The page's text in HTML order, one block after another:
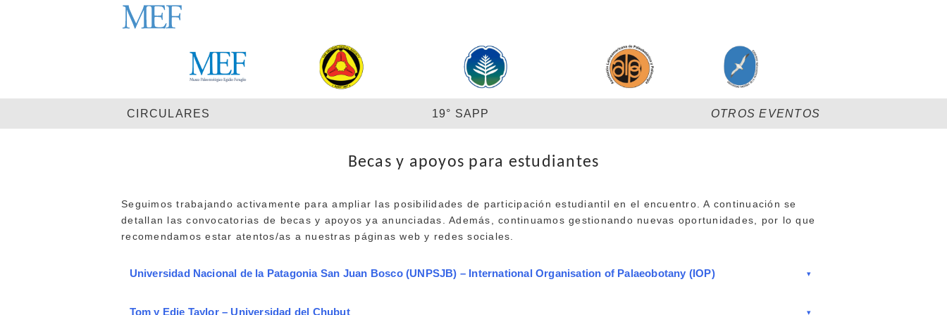
CIRCULARES 19° SAPP OTROS EVENTOS
Becas y apoyos para estudiantes
Seguimos trabajando activamente para ampliar las posibilidades de participación estudiantil en el encuentro. A continuación se
detallan las convocatorias de becas y apoyos ya anunciadas. Además, continuamos gestionando nuevas oportunidades, por lo que
recomendamos estar atentos/as a nuestras páginas web y redes sociales.
Universidad Nacional de la Patagonia San Juan Bosco (UNPSJB) – International Organisation of Palaeobotany (IOP) ▾
Tom y Edie Taylor – Universidad del Chubut ▾